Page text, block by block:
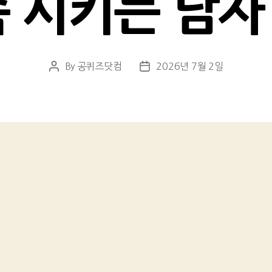
시키는 남
Post
By 공퀴즈닷컴
Post2026년 7월 2일